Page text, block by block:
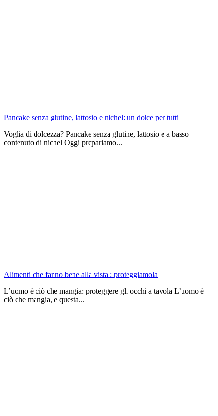
Pancake senza glutine, lattosio e nichel: un dolce per tutti
Voglia di dolcezza? Pancake senza glutine, lattosio e a basso
contenuto di nichel Oggi prepariamo...
Alimenti che fanno bene alla vista : proteggiamola
L’uomo è ciò che mangia: proteggere gli occhi a tavola L’uomo è
ciò che mangia, e questa...